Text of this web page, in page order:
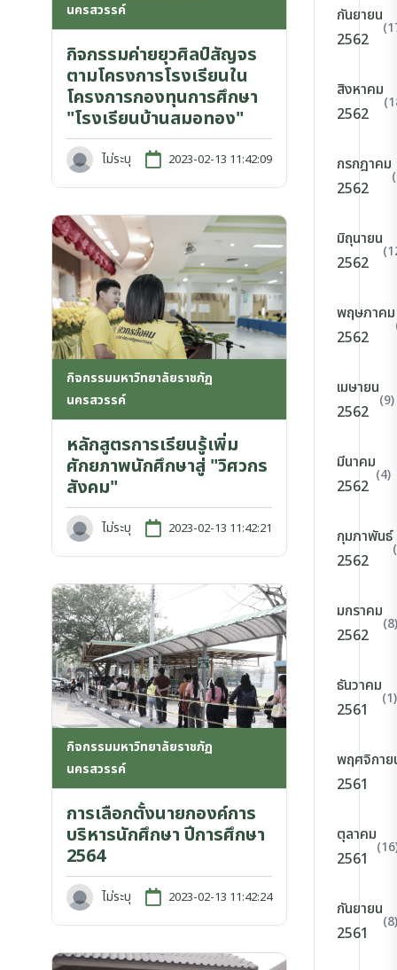
นครสวรรค์
กิจกรรมค่ายยุวศิลป์สัญจร
ตามโครงการโรงเรียนใน
โครงการกองทุนการศึกษา
"โรงเรียนบ้านสมอทอง"
ไม่ระบุ 2023-02-13 11:42:09
กิจกรรมมหาวิทยาลัยราชภัฏ
นครสวรรค์
หลักสูตรการเรียนรู้เพิ่ม
ศักยภาพนักศึกษาสู่ "วิศวกร
สังคม"
ไม่ระบุ 2023-02-13 11:42:21
กิจกรรมมหาวิทยาลัยราชภัฏ
นครสวรรค์
การเลือกตั้งนายกองค์การ
บริหารนักศึกษา ปีการศึกษา
2564
ไม่ระบุ 2023-02-13 11:42:24
กันยายน
2562
สิงหาคม
2562
กรกฎาคม
2562
มิถุนายน
2562
พฤษภาคม
2562
เมษายน
2562
(9)
มีนาคม
2562
(4)
กุมภาพันธ์
2562
มกราคม
2562
(8)
ธันวาคม
2561
(1)
พฤศจิกาย
2561
ตุลาคม
2561
กันยายน
2561
(8)